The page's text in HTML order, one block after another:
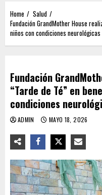
Home
Salud
Fundación GrandMother House
niños con condiciones
Fundación
“Tarde de Té” en
condiciones
ADMIN MAYO 18, 2026